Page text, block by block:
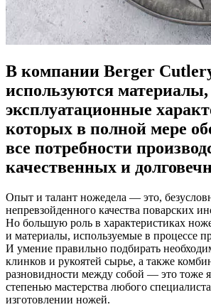
В компании Berger
используются материалы,
эксплуатационные
которых в полной мере
все потребности
качественных и
Опыт и талант ножедела — это,
непревзойденного качества поварских
Но большую роль в характеристиках
и материалы, используемые в процессе
И умение правильно подбирать
клинков и рукоятей сырье, а также
разновидности между собой — это тоже
степенью мастерства любого
изготовлении ножей.